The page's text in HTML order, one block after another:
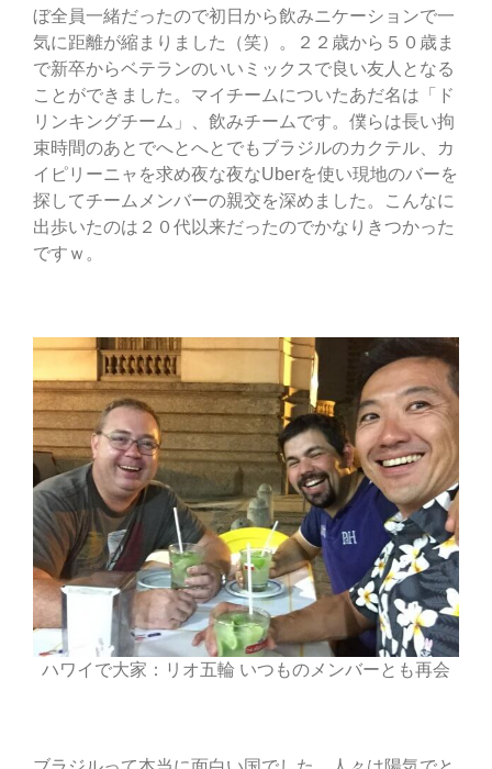
ぼ全員一緒だったので初日から飲みニケーションで一
気に距離が縮まりました（笑）。２２歳から５０歳ま
で新卒からベテランのいいミックスで良い友人となる
ことができました。マイチームについたあだ名は「ド
リンキングチーム」、飲みチームです。僕らは長い拘
束時間のあとでへとへとでもブラジルのカクテル、カ
イピリーニャを求め夜な夜なUberを使い現地のバーを
探してチームメンバーの親交を深めました。こんなに
出歩いたのは２０代以来だったのでかなりきつかった
ですｗ。
ハワイで大家：リオ五輪 いつものメンバーとも再会